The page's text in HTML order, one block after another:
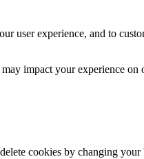
user experience, and to
impact your experience on
cookies by changing